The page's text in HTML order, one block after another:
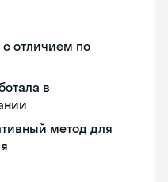
с отличием по
в
метод для